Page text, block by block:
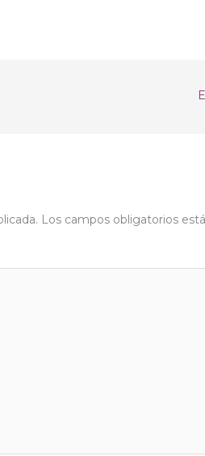
Los campos obligatorios